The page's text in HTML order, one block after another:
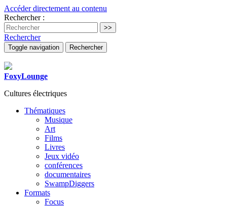
Accéder directement au contenu
Rechercher :
Rechercher
Toggle navigation Rechercher
FoxyLounge
Cultures électriques
Thématiques
Musique
Art
Films
Livres
Jeux vidéo
conférences
documentaires
SwampDiggers
Formats
Focus